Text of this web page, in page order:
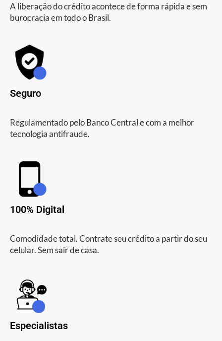
A liberação do crédito acontece de forma rápida e sem
burocracia em todo o Brasil.
Seguro
Regulamentado pelo Banco Central e com a melhor
tecnologia antifraude.
100% Digital
Comodidade total. Contrate seu crédito a partir do seu
celular. Sem sair de casa.
Especialistas